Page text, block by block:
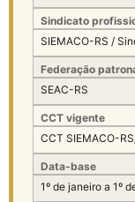
Sindicato
SIEMACO-RS /
Federação
SEAC-RS
CCT vigente
CCT SIEMACO-
Data-base
1º de janeiro a 1º